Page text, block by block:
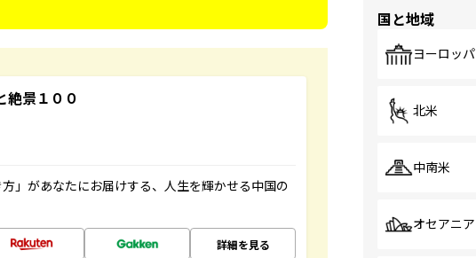
絶景１００
」があなたにお届けする、人生を輝かせる中国の
詳細を見る
国と地域
ヨーロッパ
北米
中南米
オセアニア